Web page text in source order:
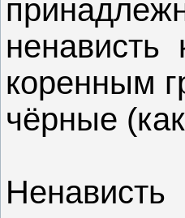
коренным
чёрные